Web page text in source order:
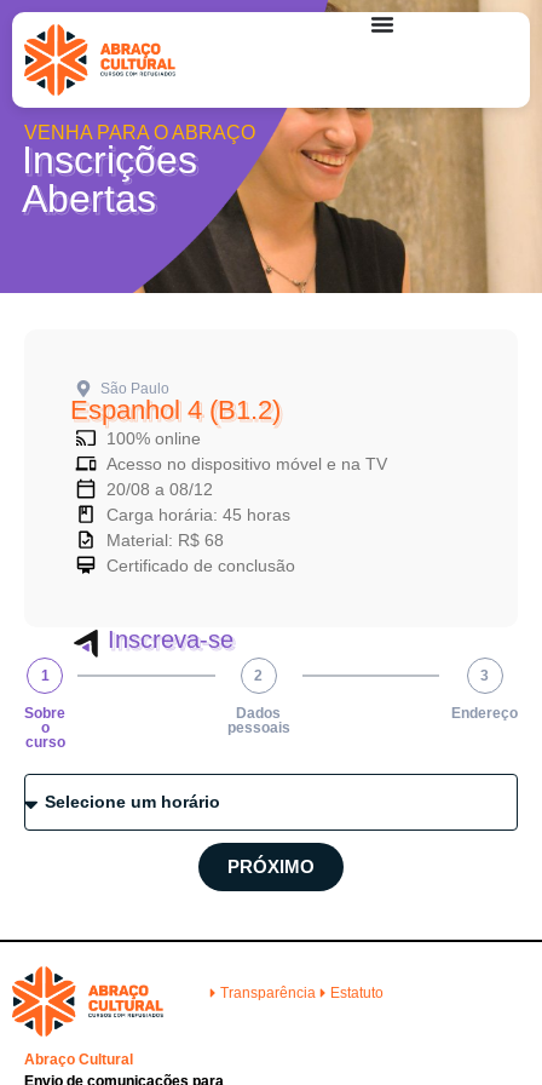
VENHA PARA O ABRAÇO
Inscrições
Abertas
São Paulo
Espanhol 4 (B1.2)
100% online
Acesso no dispositivo móvel e na TV
20/08 a 08/12
Carga horária: 45 horas
Material: R$ 68
Certificado de conclusão
Inscreva-se
1
Sobre
o
curso
2
Dados
pessoais
3
Endereço
PRÓXIMO
Transparência Estatuto
Abraço Cultural